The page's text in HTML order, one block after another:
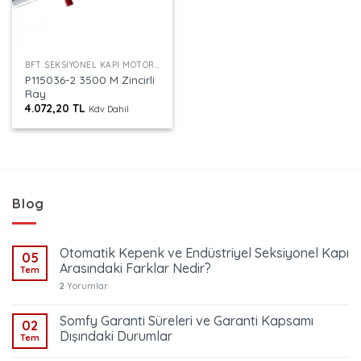
BFT SEKSIYONEL KAPI MOTORU RAYI
P115036-2 3500 M Zincirli
Ray
4.072,20TL Kdv Dahil
Blog
05
Tem
Otomatik Kepenk ve Endüstriyel Seksiyonel Kapı
Arasındaki Farklar Nedir?
2 Yorumlar
02
Tem
Somfy Garanti Süreleri ve Garanti Kapsamı
Dışındaki Durumlar